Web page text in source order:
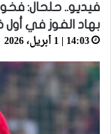
فيديو.. حلحال:
بهاد الفوز في أول
14:03 | 1 أبريل، 2026